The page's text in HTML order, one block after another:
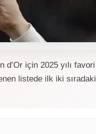
için 2025 yılı favori
listede ilk iki sıradaki